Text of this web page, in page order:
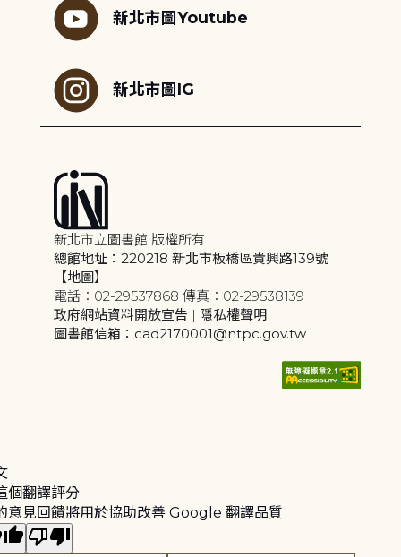
新北市圖Youtube
新北市圖IG
新北市立圖書館 版權所有
總館地址：220218 新北市板橋區貴興路139號
【地圖】
電話：02-29537868 傳真：02-29538139
政府網站資料開放宣告 | 隱私權聲明
圖書館信箱：cad2170001@ntpc.gov.tw
個翻譯評分
意見回饋將用於協助改善 Google 翻譯品質